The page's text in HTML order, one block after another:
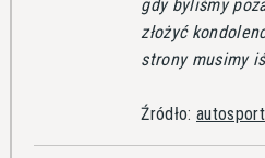
gdy byliśmy
złożyć
strony musimy
Źródło: